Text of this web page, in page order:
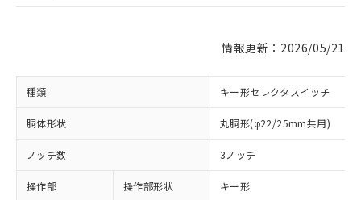
情報更新：2026/05/21
種類 キー形セレクタスイッチ
胴体形状 丸胴形(φ22/25mm共用)
ノッチ数 3ノッチ
操作部 操作部形状 キー形